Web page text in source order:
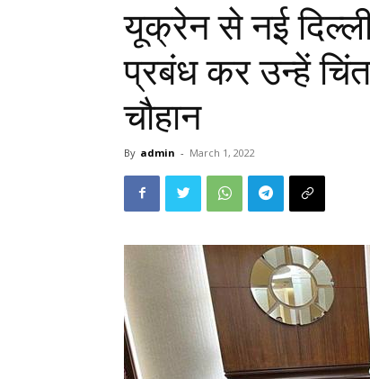
यूक्रेन से नई
प्रबंध कर उन्हें
चौहान
By admin - March 1, 2022